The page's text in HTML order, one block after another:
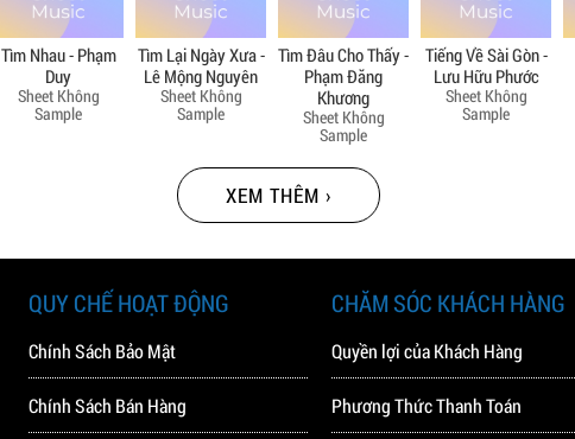
Tìm Nhau - Phạm
Duy
Sheet Không
Sample
Tìm Lại Ngày Xưa -
Lê Mộng Nguyên
Sheet Không
Sample
Tìm Đâu Cho Thấy -
Phạm Đăng
Khương
Sheet Không
Sample
Tiếng Về Sài Gòn -
Lưu Hữu Phước
Sheet Không
Sample
XEM THÊM ›
QUY CHẾ HOẠT ĐỘNG
Chính Sách Bảo Mật
Chính Sách Bán Hàng
CHĂM SÓC KHÁCH HÀNG
Quyền lợi của Khách Hàng
Phương Thức Thanh Toán